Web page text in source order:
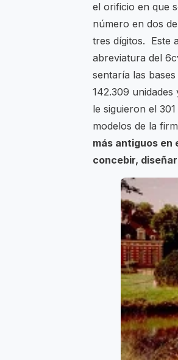
el orificio en que
número en dos
tres dígitos. Este
abreviatura del
sentaría las
142.309
le siguieron el
modelos de la
más antiguos en
concebir,